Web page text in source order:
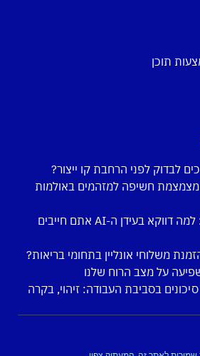
תוכן
לבדוק לפני הרחבת קו ייצור?
מצמצמת חשיפה למזהמים באולמות
קורס צילום בתל אביב: למה דווקא בעידן ה-AI אתם חייבים
משלוחי אונליין בתחומי בריאות?
על מצב הרוח שלנו
בסביבת העבודה: זיהוי, בקרה